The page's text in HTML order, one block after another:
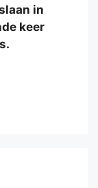
in
keer